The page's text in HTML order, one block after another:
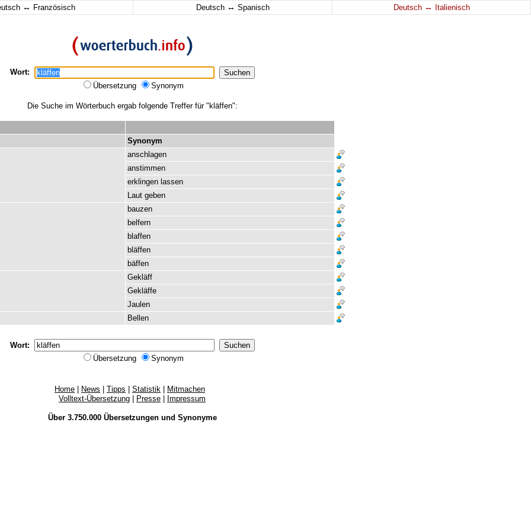
↔ Französisch Deutsch ↔ Spanisch Deutsch ↔ Italienisch
Wort:
Übersetzung
Synonym
Die Suche im Wörterbuch ergab folgende Treffer für "kläffen":
Synonym
anschlagen
anstimmen
erklingen lassen
Laut geben
bauzen
belfern
blaffen
bläffen
bäffen
Gekläff
Gekläffe
Jaulen
Bellen
Wort:
Übersetzung
Synonym
Home News Tipps Statistik
Mitmachen
Volltext-Übersetzung
Presse Impressum
Über 3.750.000 Übersetzungenund Synonyme